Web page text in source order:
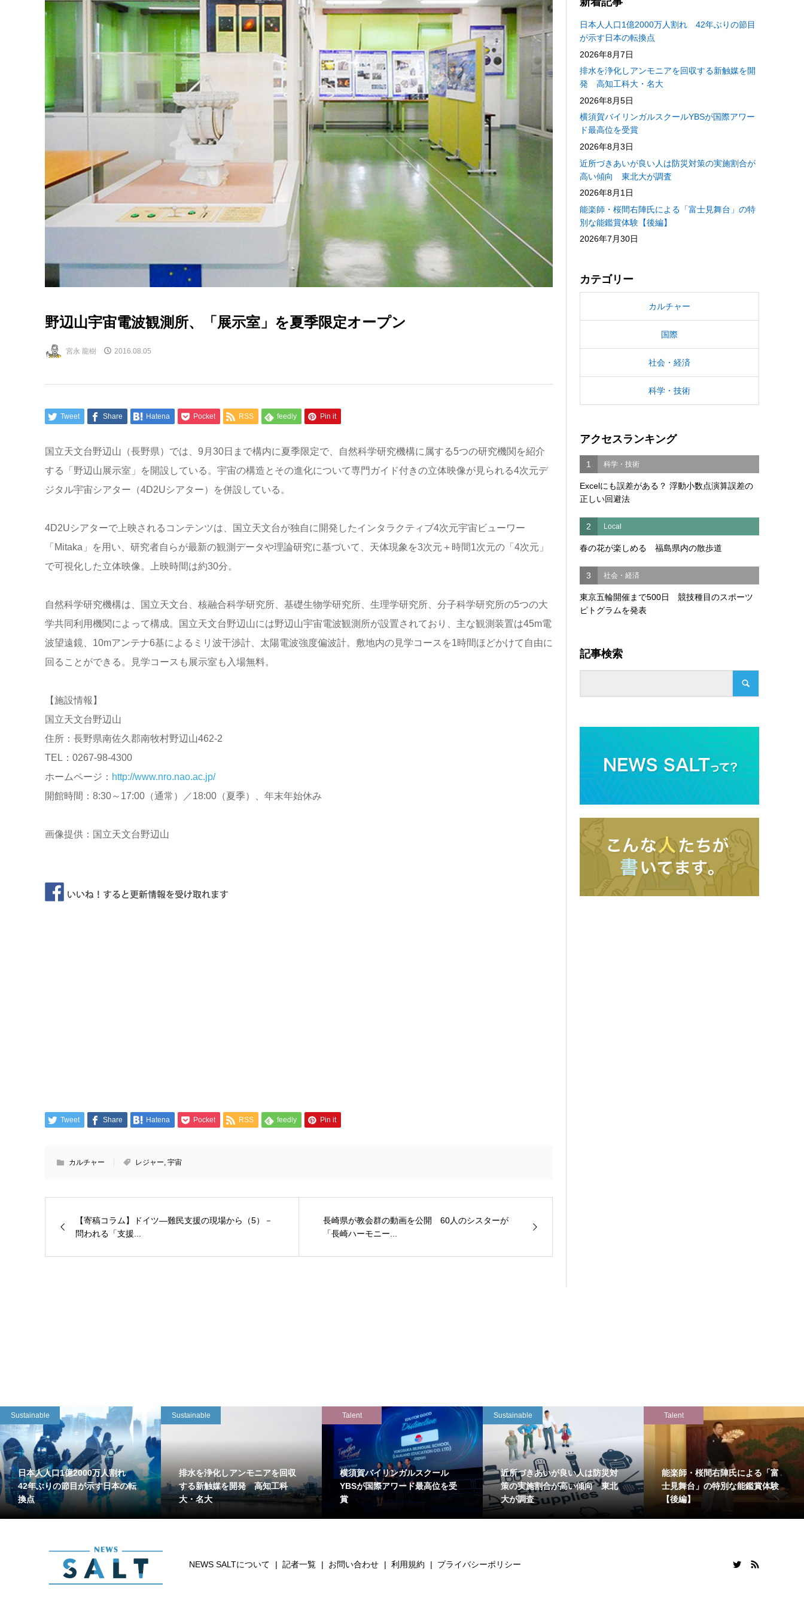
野辺山宇宙電波観測所、「展示室」を夏季限定オープン
宮永 龍樹 2016.08.05
Tweet Share Hatena Pocket RSS feedly Pin it
国立天文台野辺山（長野県）では、9月30日まで構内に夏季限定で、自然科学研究機構に属する5つの研究機関を紹介
する「野辺山展示室」を開設している。宇宙の構造とその進化について専門ガイド付きの立体映像が見られる4次元デ
ジタル宇宙シアター（4D2Uシアター）を併設している。
4D2Uシアターで上映されるコンテンツは、国立天文台が独自に開発したインタラクティブ4次元宇宙ビューワー
「Mitaka」を用い、研究者自らが最新の観測データや理論研究に基づいて、天体現象を3次元＋時間1次元の「4次元」
で可視化した立体映像。上映時間は約30分。
自然科学研究機構は、国立天文台、核融合科学研究所、基礎生物学研究所、生理学研究所、分子科学研究所の5つの大
学共同利用機関によって構成。国立天文台野辺山には野辺山宇宙電波観測所が設置されており、主な観測装置は45m電
波望遠鏡、10mアンテナ6基によるミリ波干渉計、太陽電波強度偏波計。敷地内の見学コースを1時間ほどかけて自由に
回ることができる。見学コースも展示室も入場無料。
【施設情報】
国立天文台野辺山
住所：長野県南佐久郡南牧村野辺山462-2
TEL：0267-98-4300
ホームページ： http://www.nro.nao.ac.jp/
開館時間：8:30～17:00（通常）／18:00（夏季）、年末年始休み
画像提供：国立天文台野辺山
Tweet Share Hatena Pocket RSS feedly Pin it
カルチャー レジャー 宇宙
【寄稿コラム】ドイツ―難民支援の現場から（5）－
問われる「支援...
長崎県が教会群の動画を公開 60人のシスターが
「長崎ハーモニー...
日本人人口1億2000万人割れ 42年ぶりの節目
が示す日本の転換点
2026年8月7日
排水を浄化しアンモニアを回収する新触媒を開
発 高知工科大・名大
2026年8月5日
横須賀バイリンガルスクールYBSが国際アワー
ド最高位を受賞
2026年8月3日
近所づきあいが良い人は防災対策の実施割合が
高い傾向 東北大が調査
2026年8月1日
能楽師・桜間右陣氏による「富士見舞台」の特
別な能鑑賞体験【後編】
2026年7月30日
カテゴリー
カルチャー
国際
社会・経済
科学・技術
アクセスランキング
1 科学・技術
Excelにも誤差がある？ 浮動小数点演算誤差の
正しい回避法
2 Local
春の花が楽しめる 福島県内の散歩道
3 社会・経済
東京五輪開催まで500日 競技種目のスポーツ
ピトグラムを発表
記事検索
Sustainable
日本人人口1億2000万人割れ
42年ぶりの節目が示す日本の転
換点
Sustainable
排水を浄化しアンモニアを回収
する新触媒を開発 高知工科
大・名大
Talent
横須賀バイリンガルスクール
YBSが国際アワード最高位を受
賞
Sustainable
近所づきあいが良い人は防災対
策の実施割合が高い傾向 東北
大が調査
Talent
能楽師・桜間右陣氏による「富
士見舞台」の特別な能鑑賞体験
【後編】
NEWS SALTについて 記者一覧 お問い合わせ 利用規約 プライバシーポリシー